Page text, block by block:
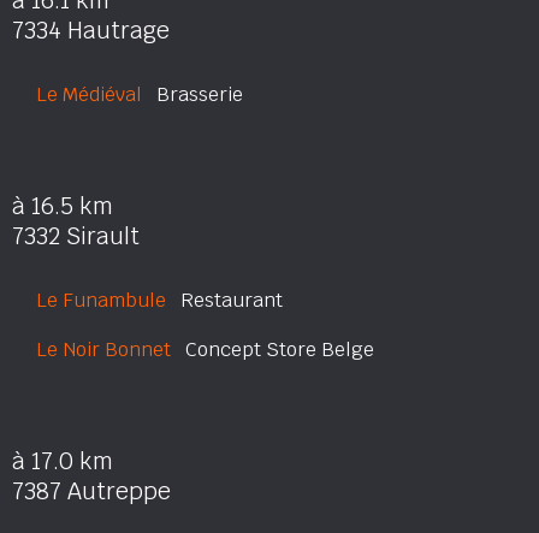
7334 Hautrage
Le Médiéval Brasserie
à 16.5 km
7332 Sirault
Le Funambule Restaurant
Le Noir Bonnet Concept Store Belge
à 17.0 km
7387 Autreppe